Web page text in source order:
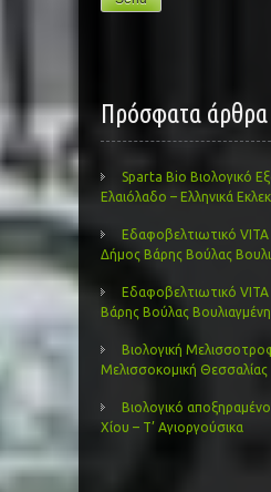
Πρόσφατα άρθρα
Sparta Bio Βιολογικό
Ελαιόλαδο – Ελληνικά
Εδαφοβελτιωτικό VITA
Δήμος Βάρης Βούλας
Εδαφοβελτιωτικό VITA
Βάρης Βούλας
Βιολογική
Μελισσοκομική Θεσσαλίας
Βιολογικό
Χίου – Τ’ Αγιοργούσικα